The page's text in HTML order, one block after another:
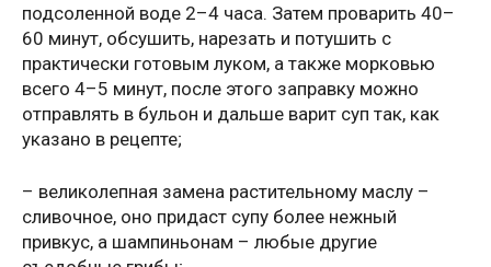
подсоленной воде 2–4 часа. Затем проварить 40–
60 минут, обсушить, нарезать и потушить с
практически готовым луком, а также морковью
всего 4–5 минут, после этого заправку можно
отправлять в бульон и дальше варит суп так, как
указано в рецепте;
– великолепная замена растительному маслу –
сливочное, оно придаст супу более нежный
привкус, а шампиньонам – любые другие